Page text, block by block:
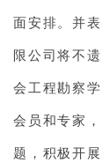
面安排。并
限公司将不
会工程勘察
会员和专家
题，积极开